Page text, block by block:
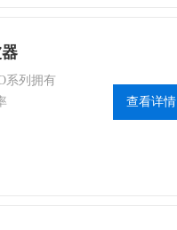
系列拥有
运算功
查看详情